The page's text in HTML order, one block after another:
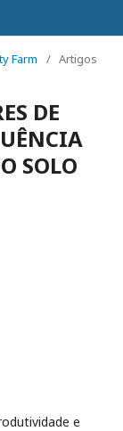
Farm / Artigos
DE
SOLO
e